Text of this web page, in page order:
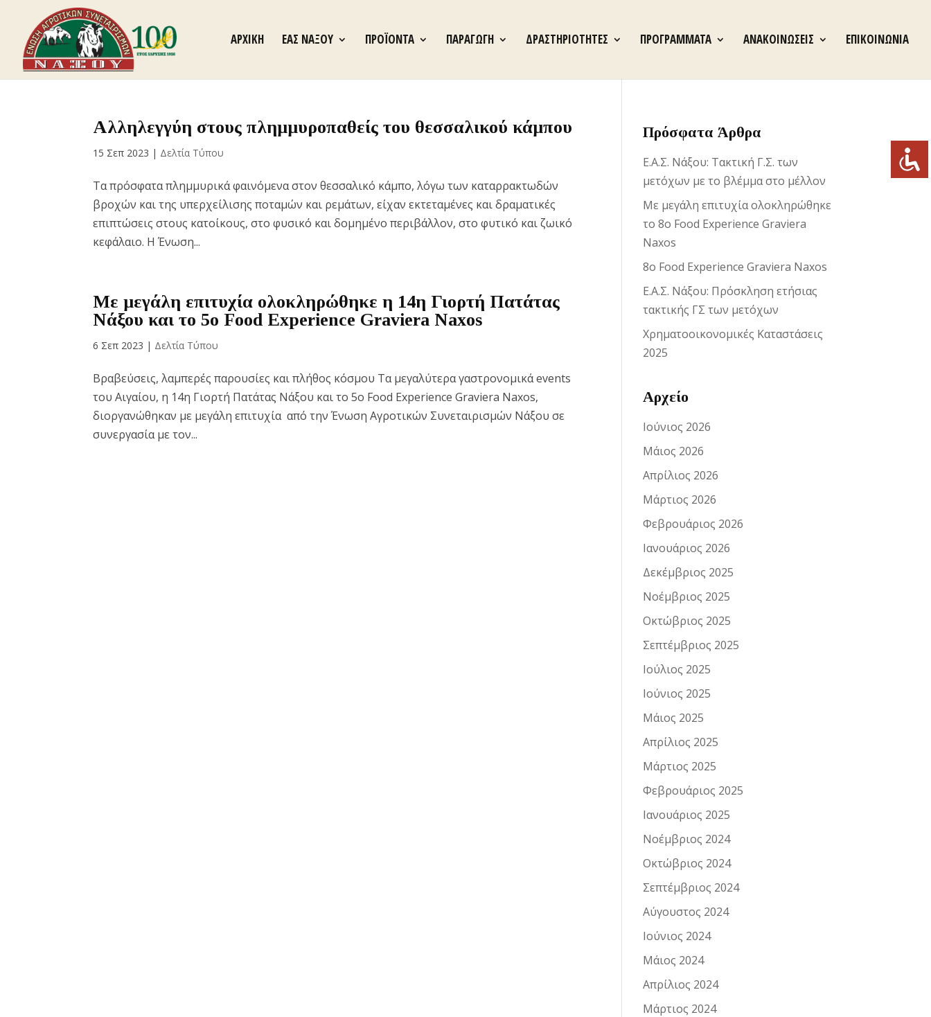
ΑΡΧΙΚΗ ΕΑΣ ΝΑΞΟΥ ΠΡΟΪΟΝΤΑ ΠΑΡΑΓΩΓΗ ΔΡΑΣΤΗΡΙΟΤΗΤΕΣ ΠΡΟΓΡΑΜΜΑΤΑ ΑΝΑΚΟΙΝΩΣΕΙΣ ΕΠΙΚΟΙΝΩΝΙΑ
Αλληλεγγύη στους πλημμυροπαθείς του θεσσαλικού κάμπου
15 Σεπ 2023 | Δελτία Τύπου
Τα πρόσφατα πλημμυρικά φαινόμενα στον θεσσαλικό κάμπο, λόγω των καταρρακτωδών
βροχών και της υπερχείλισης ποταμών και ρεμάτων, είχαν εκτεταμένες και δραματικές
επιπτώσεις στους κατοίκους, στο φυσικό και δομημένο περιβάλλον, στο φυτικό και ζωικό
κεφάλαιο. Η Ένωση...
Με μεγάλη επιτυχία ολοκληρώθηκε η 14η Γιορτή Πατάτας
Νάξου και το 5o Food Experience Graviera Naxos
6 Σεπ 2023 | Δελτία Τύπου
Βραβεύσεις, λαμπερές παρουσίες και πλήθος κόσμου Τα μεγαλύτερα γαστρονομικά events
του Αιγαίου, η 14η Γιορτή Πατάτας Νάξου και το 5o Food Experience Graviera Naxos,
διοργανώθηκαν με μεγάλη επιτυχία από την Ένωση Αγροτικών Συνεταιρισμών Νάξου σε
συνεργασία με τον...
Πρόσφατα Άρθρα
Ε.Α.Σ. Νάξου: Τακτική Γ.Σ. των
μετόχων με το βλέμμα στο μέλλον
Με μεγάλη επιτυχία ολοκληρώθηκε
το 8ο Food Experience Graviera
Naxos
8ο Food Experience Graviera Naxos
Ε.Α.Σ. Νάξου: Πρόσκληση ετήσιας
τακτικής ΓΣ των μετόχων
Χρηματοοικονομικές Καταστάσεις
2025
Αρχείο
Ιούνιος 2026
Μάιος 2026
Απρίλιος 2026
Μάρτιος 2026
Φεβρουάριος 2026
Ιανουάριος 2026
Δεκέμβριος 2025
Νοέμβριος 2025
Οκτώβριος 2025
Σεπτέμβριος 2025
Ιούλιος 2025
Ιούνιος 2025
Μάιος 2025
Απρίλιος 2025
Μάρτιος 2025
Φεβρουάριος 2025
Ιανουάριος 2025
Νοέμβριος 2024
Οκτώβριος 2024
Σεπτέμβριος 2024
Αύγουστος 2024
Ιούνιος 2024
Μάιος 2024
Απρίλιος 2024
Μάρτιος 2024